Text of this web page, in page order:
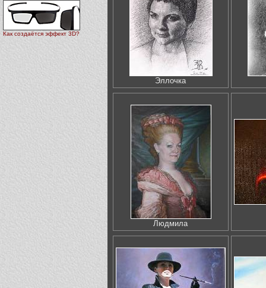
Как создаётся эффект 3D?
Эллочка
Людмила